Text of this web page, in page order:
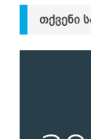
ᲗᲥᲕᲔᲜᲘ